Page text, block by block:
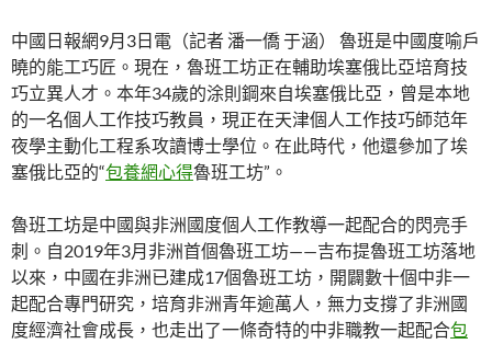
中國日報網9月3日電（記者 潘一僑 于涵） 魯班是中國度喻戶
曉的能工巧匠。現在，魯班工坊正在輔助埃塞俄比亞培育技
巧立異人才。本年34歲的涂則鋼來自埃塞俄比亞，曾是本地
的一名個人工作技巧教員，現正在天津個人工作技巧師范年
夜學主動化工程系攻讀博士學位。在此時代，他還參加了埃
塞俄比亞的“包養網心得魯班工坊”。
魯班工坊是中國與非洲國度個人工作教導一起配合的閃亮手
刺。自2019年3月非洲首個魯班工坊——吉布提魯班工坊落地
以來，中國在非洲已建成17個魯班工坊，開闢數十個中非一
起配合專門研究，培育非洲青年逾萬人，無力支撐了非洲國
度經濟社會成長，也走出了一條奇特的中非職教一起配合包